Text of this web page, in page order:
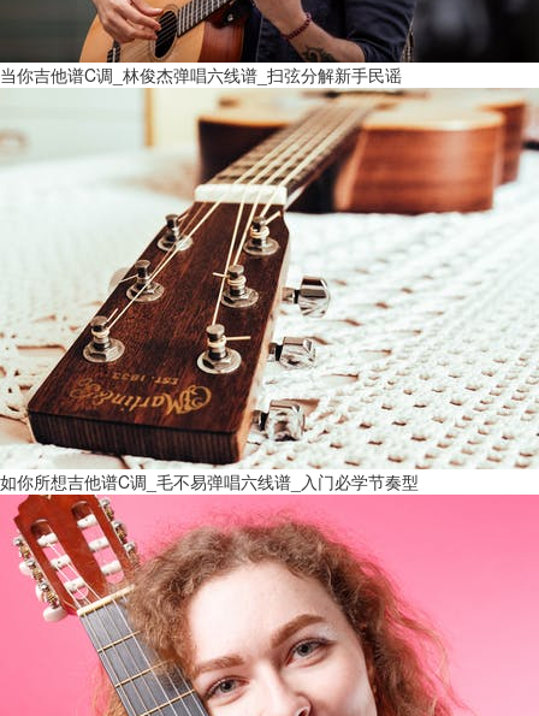
当你吉他谱C调_林俊杰弹唱六线谱_扫弦分解新手民谣
如你所想吉他谱C调_毛不易弹唱六线谱_入门必学节奏型